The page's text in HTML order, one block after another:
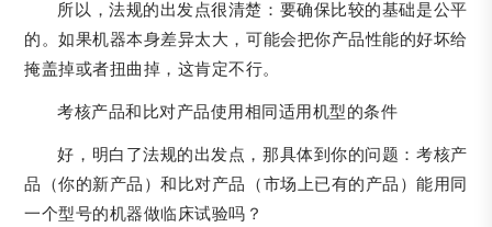
所以，法规的出发点很清楚：要确保比较的基础是公平
的。如果机器本身差异太大，可能会把你产品性能的好坏给
掩盖掉或者扭曲掉，这肯定不行。
考核产品和比对产品使用相同适用机型的条件
好，明白了法规的出发点，那具体到你的问题：考核产
品（你的新产品）和比对产品（市场上已有的产品）能用同
一个型号的机器做临床试验吗？